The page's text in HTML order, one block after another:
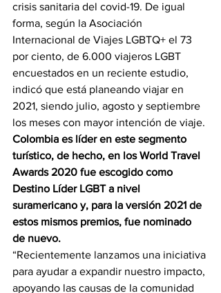
crisis sanitaria del covid-19. De igual
forma, según la Asociación
Internacional de Viajes LGBTQ+ el 73
por ciento, de 6.000 viajeros LGBT
encuestados en un reciente estudio,
indicó que está planeando viajar en
2021, siendo julio, agosto y septiembre
los meses con mayor intención de viaje.
Colombia es líder en este segmento
turístico, de hecho, en los World Travel
Awards 2020 fue escogido como
Destino Líder LGBT a nivel
suramericano y, para la versión 2021 de
estos mismos premios, fue nominado
de nuevo.
“Recientemente lanzamos una iniciativa
para ayudar a expandir nuestro impacto,
apoyando las causas de la comunidad